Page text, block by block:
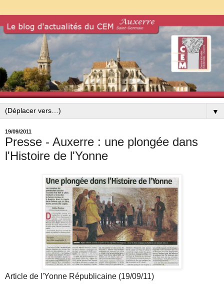
▼
19/09/2011
Presse - Auxerre : une plongée dans
l'Histoire de l'Yonne
Article de l'Yonne Républicaine (19/09/11)